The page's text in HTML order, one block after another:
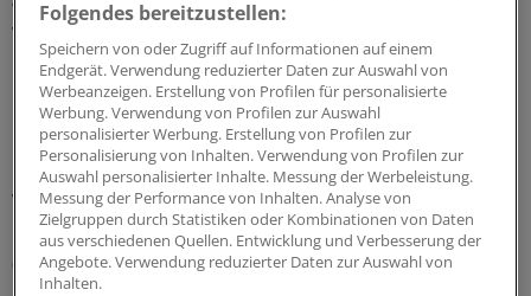
WIdO-Qualitätsmonitor 2026
Tumoroperationen: Mindestmengen
beschleunigen die Zentralisierung der
Krebsversorgung
Der WIdO-Qualitätsmonitor 2026 weist für mehrere
komplexe Tumoroperationen steigende Fallzahlen je
Krankenhaus aus. Damit konzentriert sich die
Versorgung auf weniger Kliniken.
Kooperation|In Kooperation mit:AOK-Bundesverband
06.08.2026
Folgendes bereitzustellen:
Speichern von oder Zugriff auf Informationen auf einem
Endgerät. Verwendung reduzierter Daten zur Auswahl von
Werbeanzeigen. Erstellung von Profilen für personalisierte
Werbung. Verwendung von Profilen zur Auswahl
personalisierter Werbung. Erstellung von Profilen zur
Personalisierung von Inhalten. Verwendung von Profilen zur
Auswahl personalisierter Inhalte. Messung der Werbeleistung.
Messung der Performance von Inhalten. Analyse von
Zielgruppen durch Statistiken oder Kombinationen von Daten
aus verschiedenen Quellen. Entwicklung und Verbesserung der
Angebote. Verwendung reduzierter Daten zur Auswahl von
Inhalten.